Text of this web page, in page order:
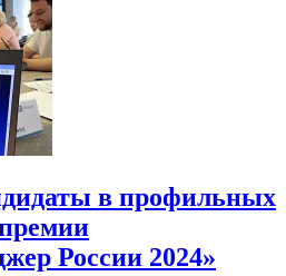
в профильных
России 2024»